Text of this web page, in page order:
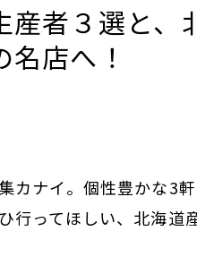
者３選と、
店へ！
カナイ。個性豊かな3
行ってほしい、北海道